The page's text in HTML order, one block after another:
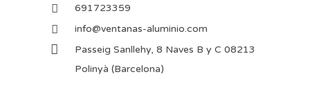
691723359
info@ventanas-aluminio.com
Passeig Sanllehy, 8 Naves B y C 08213
Polinyà (Barcelona)